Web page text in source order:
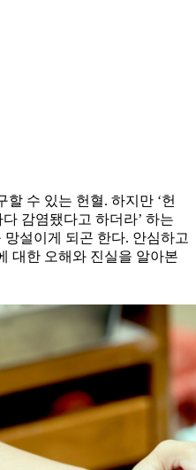
수 있는 헌혈. 하지만 ‘헌
감염됐다고 하더라’ 하는
설이게 되곤 한다. 안심하고
대한 오해와 진실을 알아본